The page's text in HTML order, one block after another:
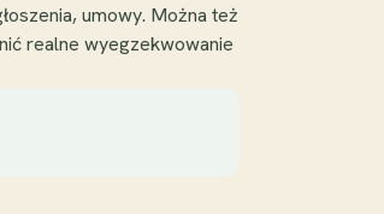
umowy. Można też
realne wyegzekwowanie